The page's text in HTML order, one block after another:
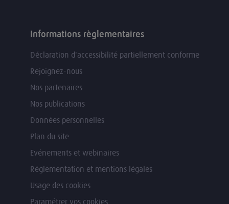
Informations règlementaires
Déclaration d'accessibilité partiellement conforme
Rejoignez-nous
Nos partenaires
Nos publications
Données personnelles
Plan du site
Evénements et webinaires
Réglementation et mentions légales
Usage des cookies
Paramétrer vos cookies